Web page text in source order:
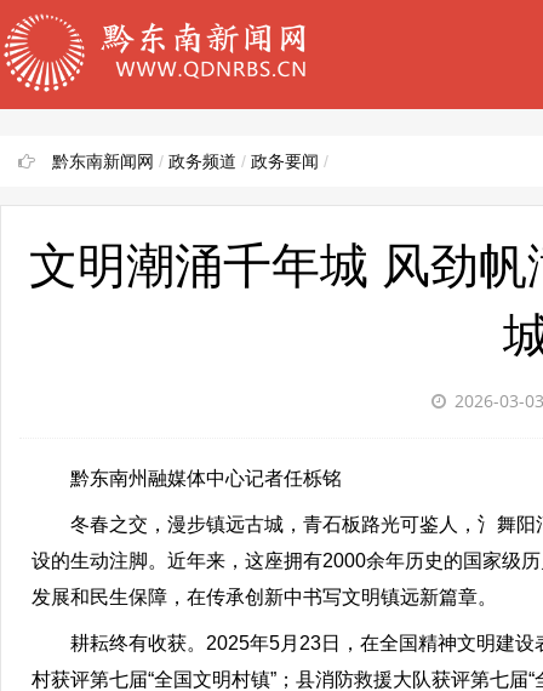
黔东南新闻网 / 政务频道 / 政务要闻 /
文明潮涌千年城 风劲
2026-03-
黔东南州融媒体中心记者任栎铭
冬春之交，漫步镇远古城，青石板路光可鉴人，氵舞
设的生动注脚。近年来，这座拥有2000余年历史的国家级
发展和民生保障，在传承创新中书写文明镇远新篇章。
耕耘终有收获。2025年5月23日，在全国精神文明建
村获评第七届“全国文明村镇”；县消防救援大队获评第七届